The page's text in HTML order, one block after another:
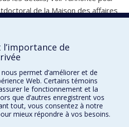
de la Maison des affaires
2024 à 23 h 59
publiques et
l’importance de
permet d’améliorer et de
Web. Certains témoins
le fonctionnement et la
que d’autres enregistrent vos
tout, vous consentez à notre
mieux répondre à vos besoins.